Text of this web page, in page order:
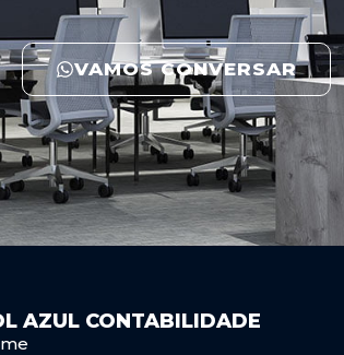
VAMOS CONVERSAR
AZUL CONTABILIDADE